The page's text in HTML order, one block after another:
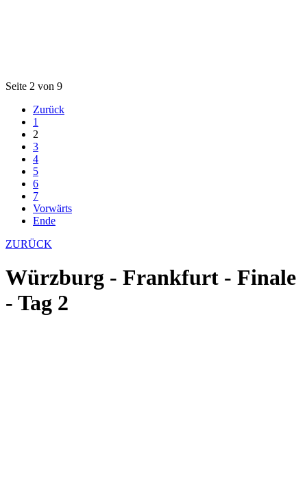
Seite 2 von 9
Zurück
1
2
3
4
5
6
7
Vorwärts
Ende
ZURÜCK
Würzburg - Frankfurt - Finale
- Tag 2